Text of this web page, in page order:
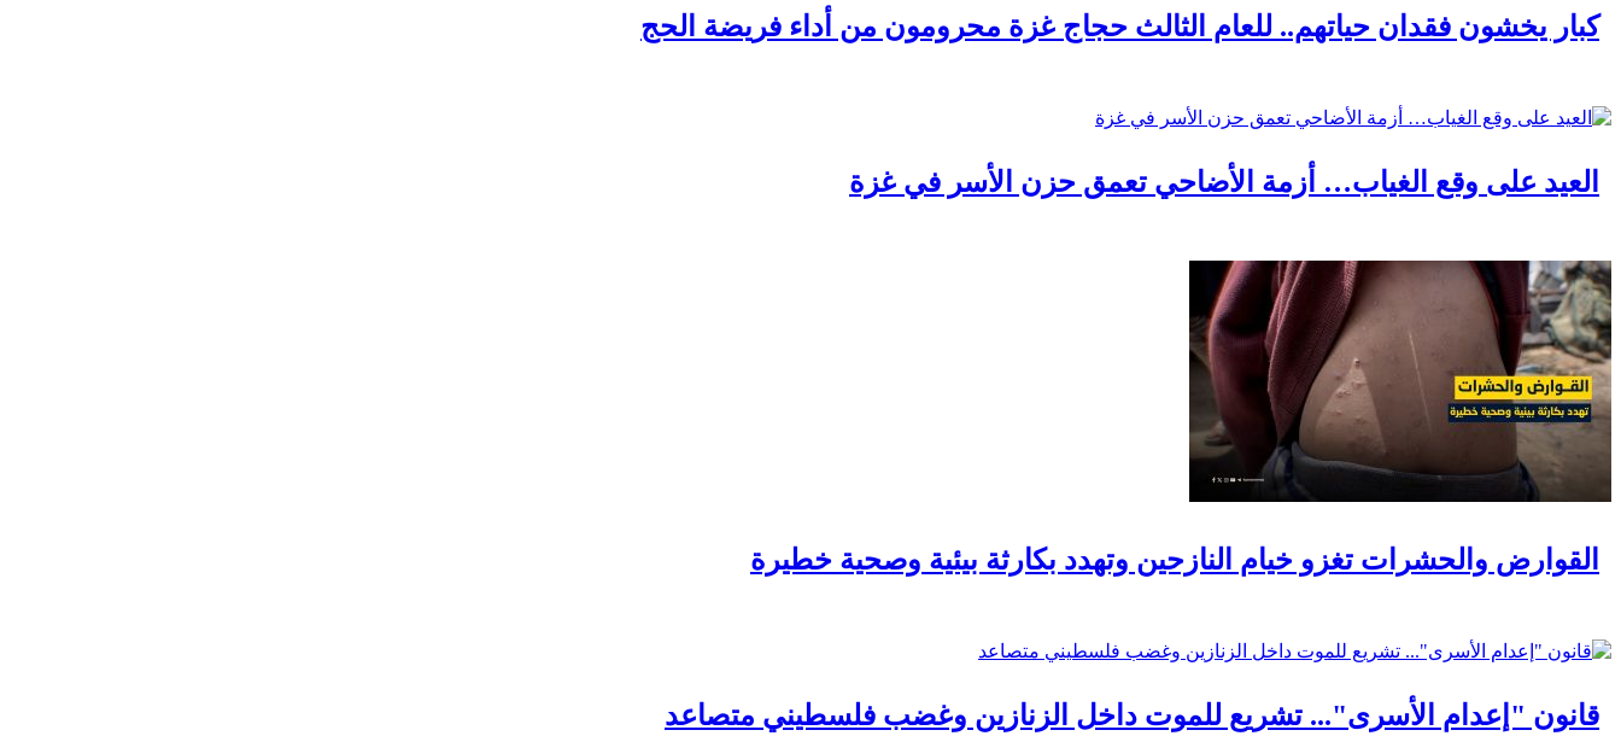
كبار يخشون فقدان حياتهم.. للعام الثالث حجاج غزة محرومون من أداء فريضة الحج
العيد على وقع الغياب… أزمة الأضاحي تعمق حزن الأسر في غزة
القوارض والحشرات تغزو خيام النازحين وتهدد بكارثة بيئية وصحية خطيرة
قانون "إعدام الأسرى"... تشريع للموت داخل الزنازين وغضب فلسطيني متصاعد